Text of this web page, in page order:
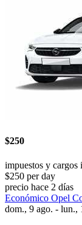
$250
impuestos y cargos
$250 per day
precio hace 2 días
Económico Opel
dom., 9 ago. - lun.,